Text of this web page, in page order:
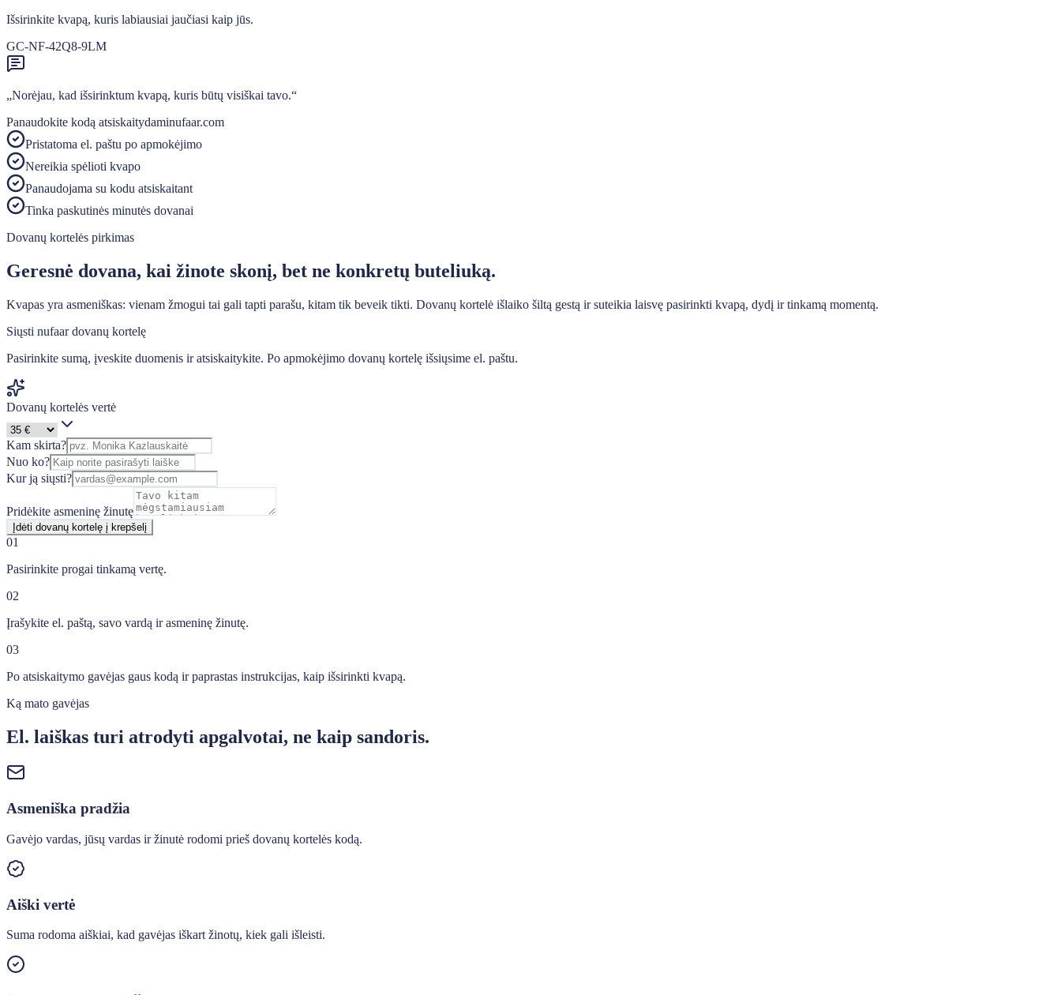
Išsirinkite kvapą, kuris labiausiai jaučiasi kaip jūs.
GC-NF-42Q8-9LM
„Norėjau, kad išsirinktum kvapą, kuris būtų visiškai tavo.“
Panaudokite kodą atsiskaitydaminufaar.com
Pristatoma el. paštu po apmokėjimo
Nereikia spėlioti kvapo
Panaudojama su kodu atsiskaitant
Tinka paskutinės minutės dovanai
Dovanų kortelės pirkimas
Geresnė dovana, kai žinote skonį, bet ne konkretų buteliuką.
Kvapas yra asmeniškas: vienam žmogui tai gali tapti parašu, kitam tik beveik tikti. Dovanų kortelė išlaiko šiltą gestą ir suteikia laisvę pasirinkti kvapą, dydį ir tinkamą momentą.
Siųsti nufaar dovanų kortelę
Pasirinkite sumą, įveskite duomenis ir atsiskaitykite. Po apmokėjimo dovanų kortelę išsiųsime el. paštu.
Dovanų kortelės vertė
Kam skirta?
Nuo ko?
Kur ją siųsti?
Pridėkite asmeninę žinutę
Įdėti dovanų kortelę į krepšelį
01
Pasirinkite progai tinkamą vertę.
02
Įrašykite el. paštą, savo vardą ir asmeninę žinutę.
03
Po atsiskaitymo gavėjas gaus kodą ir paprastas instrukcijas, kaip išsirinkti kvapą.
Ką mato gavėjas
El. laiškas turi atrodyti apgalvotai, ne kaip sandoris.
Asmeniška pradžia
Gavėjo vardas, jūsų vardas ir žinutė rodomi prieš dovanų kortelės kodą.
Aiški vertė
Suma rodoma aiškiai, kad gavėjas iškart žinotų, kiek gali išleisti.